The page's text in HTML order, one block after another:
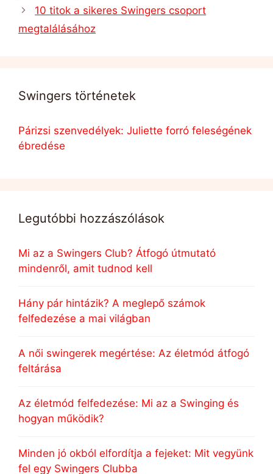
10 titok a sikeres Swingers csoport
megtalálásához
Swingers történetek
Párizsi szenvedélyek: Juliette forró feleségének
ébredése
Legutóbbi hozzászólások
Mi az a Swingers Club? Átfogó útmutató
mindenről, amit tudnod kell
Hány pár hintázik? A meglepő számok
felfedezése a mai világban
A női swingerek megértése: Az életmód átfogó
feltárása
Az életmód felfedezése: Mi az a Swinging és
hogyan működik?
Minden jó okból elfordítja a fejeket: Mit vegyünk
fel egy Swingers Clubba